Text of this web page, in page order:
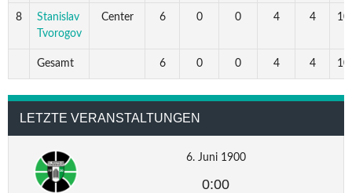
8
Stanislav
Tvorogov
Center 6 0 0 4 4
Gesamt 6 0 0 4 4
LETZTE VERANSTALTUNGEN
6. Juni 1900
0:00